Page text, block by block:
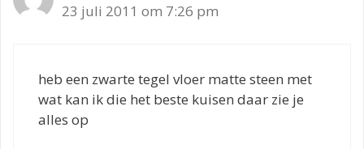
23 juli 2011 om 7:26 pm
heb een zwarte tegel vloer matte steen met
wat kan ik die het beste kuisen daar zie je
alles op